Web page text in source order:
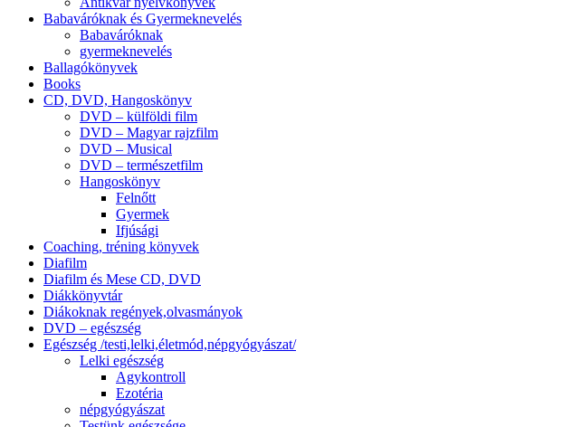
Babaváróknak és Gyermeknevelés
Babaváróknak
gyermeknevelés
Ballagókönyvek
Books
CD, DVD, Hangoskönyv
DVD – külföldi film
DVD – Magyar rajzfilm
DVD – Musical
DVD – természetfilm
Hangoskönyv
Felnőtt
Gyermek
Ifjúsági
Coaching, tréning könyvek
Diafilm
Diafilm és Mese CD, DVD
Diákkönyvtár
Diákoknak regények,olvasmányok
DVD – egészség
Egészség /testi,lelki,életmód,népgyógyászat/
Lelki egészség
Agykontroll
Ezotéria
népgyógyászat